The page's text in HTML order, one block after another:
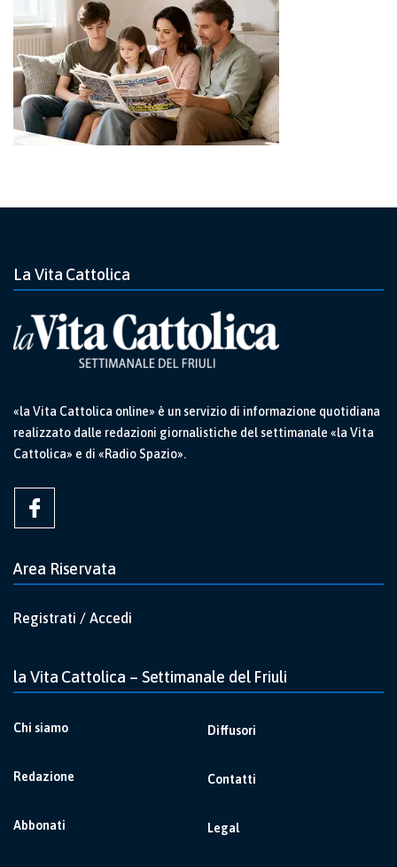
La Vita Cattolica
«la Vita Cattolica online» è un servizio di informazione quotidiana
realizzato dalle redazioni giornalistiche del settimanale «la Vita
Cattolica» e di «Radio Spazio».
Area Riservata
Registrati / Accedi
la Vita Cattolica – Settimanale del Friuli
Chi siamo
Redazione
Abbonati
Diffusori
Contatti
Legal